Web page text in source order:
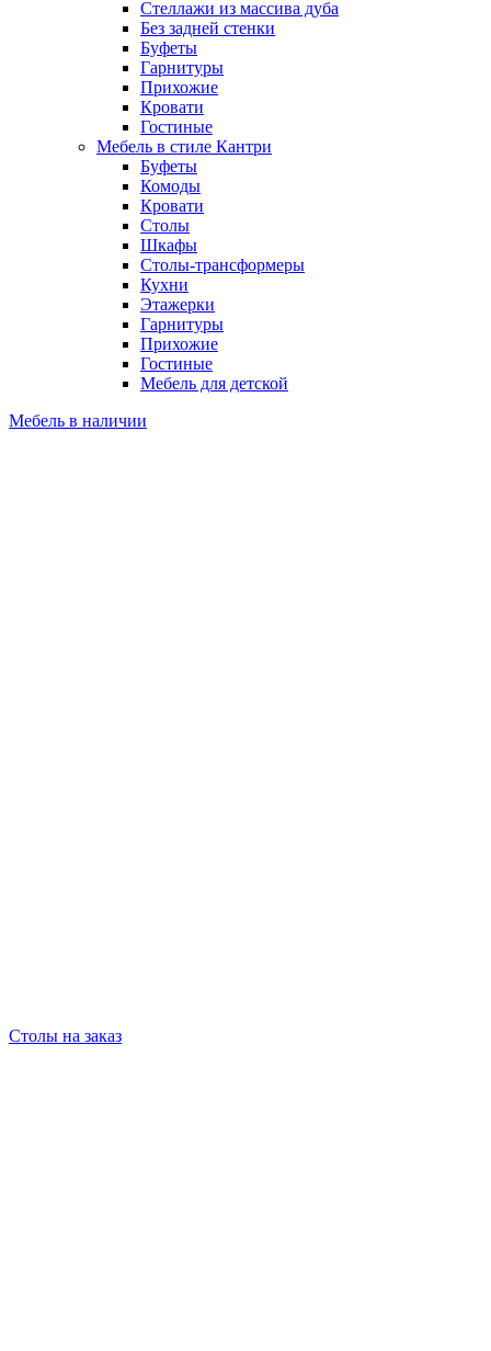
Стеллажи из массива дуба
Без задней стенки
Буфеты
Гарнитуры
Прихожие
Кровати
Гостиные
Мебель в стиле Кантри
Буфеты
Комоды
Кровати
Столы
Шкафы
Столы-трансформеры
Кухни
Этажерки
Гарнитуры
Прихожие
Гостиные
Мебель для детской
Мебель в наличии
Столы на заказ